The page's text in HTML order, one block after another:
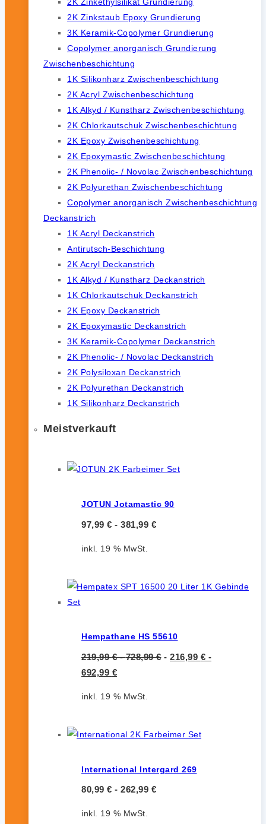
2K Zinkstaub Epoxy Grundierung
3K Keramik-Copolymer Grundierung
Copolymer anorganisch Grundierung
Zwischenbeschichtung
1K Silikonharz Zwischenbeschichtung
2K Acryl Zwischenbeschichtung
1K Alkyd / Kunstharz Zwischenbeschichtung
2K Chlorkautschuk Zwischenbeschichtung
2K Epoxy Zwischenbeschichtung
2K Epoxymastic Zwischenbeschichtung
2K Phenolic- / Novolac Zwischenbeschichtung
2K Polyurethan Zwischenbeschichtung
Copolymer anorganisch Zwischenbeschichtung
Deckanstrich
1K Acryl Deckanstrich
Antirutsch-Beschichtung
2K Acryl Deckanstrich
1K Alkyd / Kunstharz Deckanstrich
1K Chlorkautschuk Deckanstrich
2K Epoxy Deckanstrich
2K Epoxymastic Deckanstrich
3K Keramik-Copolymer Deckanstrich
2K Phenolic- / Novolac Deckanstrich
2K Polysiloxan Deckanstrich
2K Polyurethan Deckanstrich
1K Silikonharz Deckanstrich
Meistverkauft
JOTUN Jotamastic 90
97,99 € - 381,99 €
inkl. 19 % MwSt.
Hempathane HS 55610
219,99€-728,99€- 216,99 € -
692,99 €
inkl. 19 % MwSt.
International Intergard 269
80,99 € - 262,99 €
inkl. 19 % MwSt.